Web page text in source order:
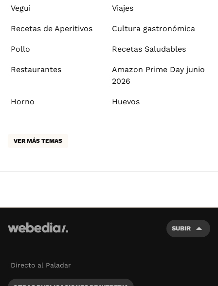
Vegui Viajes
Recetas de Aperitivos Cultura gastronómica
Pollo Recetas Saludables
Restaurantes
Amazon Prime Day junio
2026
Horno Huevos
VER MÁS TEMAS
SUBIR
Directo al Paladar